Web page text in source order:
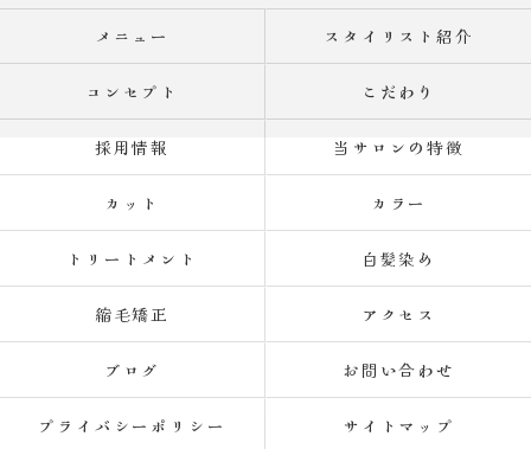
メニュー スタイリスト紹介
コンセプト こだわり
採用情報 当サロンの特徴
カット カラー
トリートメント 白髪染め
縮毛矯正 アクセス
ブログ お問い合わせ
プライバシーポリシー サイトマップ